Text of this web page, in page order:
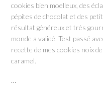
cookies bien moelleux, des
pépites de chocolat et des
résultat généreux et très
monde a validé. Test passé
recette de mes cookies noix
caramel.
…